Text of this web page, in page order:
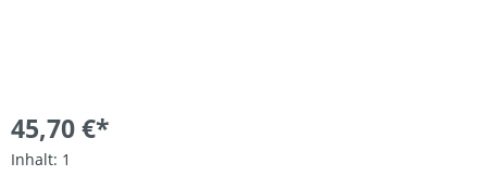
45,70 €*
Inhalt: 1